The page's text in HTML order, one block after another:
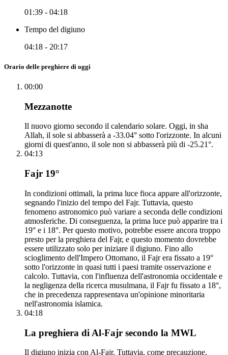
01:39 - 04:18
Tempo del digiuno
04:18 - 20:17
Orario delle preghiere di oggi
00:00
Mezzanotte
Il nuovo giorno secondo il calendario solare. Oggi, in sha
Allah, il sole si abbasserà a -33.04° sotto l'orizzonte. In alcuni
giorni di quest'anno, il sole non si abbasserà più di -25.21°.
04:13
Fajr 19°
In condizioni ottimali, la prima luce fioca appare all'orizzonte,
segnando l'inizio del tempo del Fajr. Tuttavia, questo
fenomeno astronomico può variare a seconda delle condizioni
atmosferiche. Di conseguenza, la prima luce può apparire tra i
19° e i 18°. Per questo motivo, potrebbe essere ancora troppo
presto per la preghiera del Fajr, e questo momento dovrebbe
essere utilizzato solo per iniziare il digiuno. Fino allo
scioglimento dell'Impero Ottomano, il Fajr era fissato a 19°
sotto l'orizzonte in quasi tutti i paesi tramite osservazione e
calcolo. Tuttavia, con l'influenza dell'astronomia occidentale e
la negligenza della ricerca musulmana, il Fajr fu fissato a 18°,
che in precedenza rappresentava un'opinione minoritaria
nell'astronomia islamica.
04:18
La preghiera di Al-Fajr secondo la MWL
Il digiuno inizia con Al-Fajr. Tuttavia, come precauzione,